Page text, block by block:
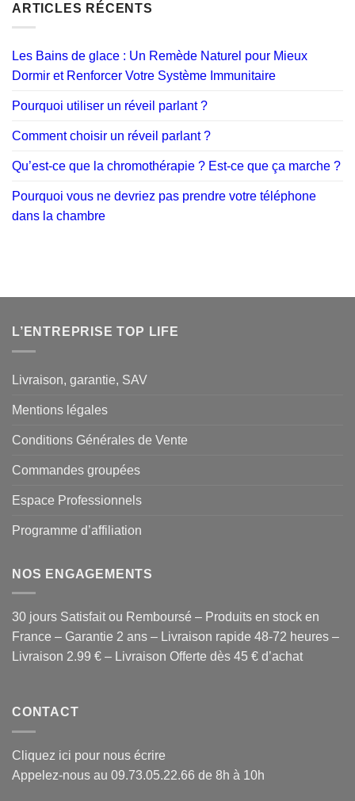
ARTICLES RÉCENTS
Les Bains de glace : Un Remède Naturel pour Mieux
Dormir et Renforcer Votre Système Immunitaire
Pourquoi utiliser un réveil parlant ?
Comment choisir un réveil parlant ?
Qu’est-ce que la chromothérapie ? Est-ce que ça marche ?
Pourquoi vous ne devriez pas prendre votre téléphone
dans la chambre
L’ENTREPRISE TOP LIFE
Livraison, garantie, SAV
Mentions légales
Conditions Générales de Vente
Commandes groupées
Espace Professionnels
Programme d’affiliation
NOS ENGAGEMENTS
30 jours Satisfait ou Remboursé – Produits en stock en
France – Garantie 2 ans – Livraison rapide 48-72 heures –
Livraison 2.99 € – Livraison Offerte dès 45 € d’achat
CONTACT
Cliquez ici pour nous écrire
Appelez-nous au 09.73.05.22.66 de 8h à 10h